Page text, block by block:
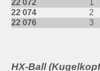
22 072 1
22 074
2
22 076
3
HX-Ball